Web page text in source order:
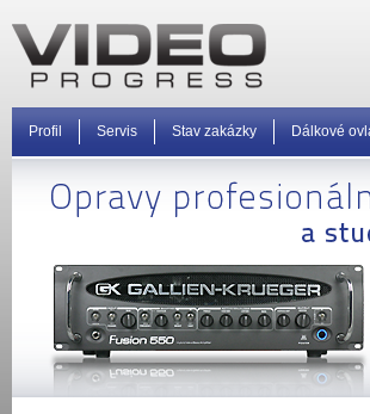
Profil Servis Stav zakázky Dálkové